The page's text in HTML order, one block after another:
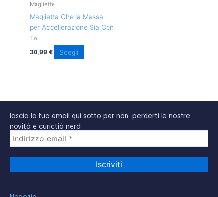
Magliette
Maglietta Che la Massa
per Accellerazione Sia Con
Te
30,99€ Scegli
scelte
nella
del
lascia la tua email qui sotto per non perderti le nostre
novità e curiotià nerd